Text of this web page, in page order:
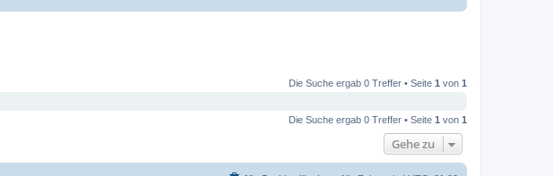
Die Suche ergab 0 Treffer • Seite 1 von 1
Die Suche ergab 0 Treffer • Seite 1 von 1
Gehe zu